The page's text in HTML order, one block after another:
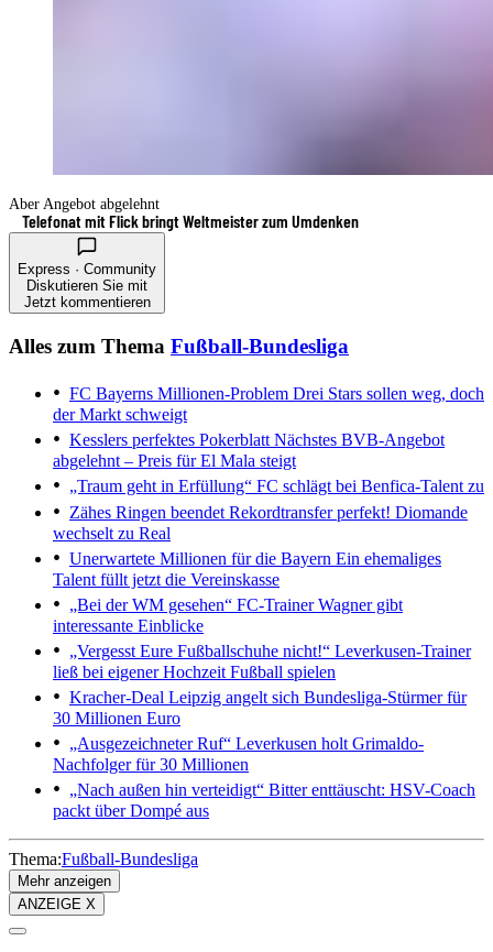
Aber Angebot abgelehnt
Telefonat mit Flick bringt Weltmeister zum Umdenken
Express · Community
Diskutieren Sie mit
Jetzt kommentieren
Alles zum Thema Fußball-Bundesliga
FC Bayerns Millionen-Problem Drei Stars sollen weg, doch
der Markt schweigt
Kesslers perfektes Pokerblatt Nächstes BVB-Angebot
abgelehnt – Preis für El Mala steigt
„Traum geht in Erfüllung“ FC schlägt bei Benfica-Talent zu
Zähes Ringen beendet Rekordtransfer perfekt! Diomande
wechselt zu Real
Unerwartete Millionen für die Bayern Ein ehemaliges
Talent füllt jetzt die Vereinskasse
„Bei der WM gesehen“ FC-Trainer Wagner gibt
interessante Einblicke
„Vergesst Eure Fußballschuhe nicht!“ Leverkusen-Trainer
ließ bei eigener Hochzeit Fußball spielen
Kracher-Deal Leipzig angelt sich Bundesliga-Stürmer für
30 Millionen Euro
„Ausgezeichneter Ruf“ Leverkusen holt Grimaldo-
Nachfolger für 30 Millionen
„Nach außen hin verteidigt“ Bitter enttäuscht: HSV-Coach
packt über Dompé aus
Thema:Fußball-Bundesliga
Mehr anzeigen
ANZEIGE X